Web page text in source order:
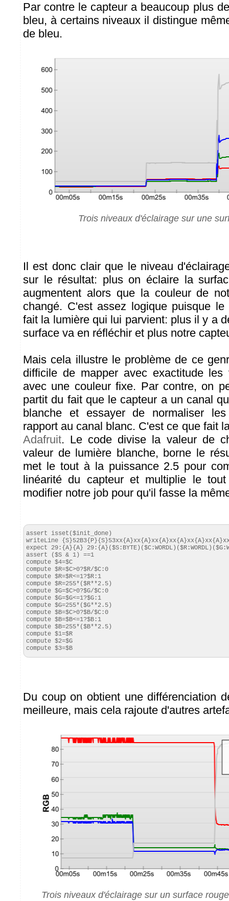
Par contre le capteur a beaucoup plus
bleu, à certains niveaux il distingue
de bleu.
Trois niveaux d'éclairage sur une
Il est donc clair que le niveau
sur le résultat: plus on éclaire la
augmentent alors que la couleur de
changé. C'est assez logique puisque
fait la lumière qui lui parvient: plus il y a
surface va en réfléchir et plus notre
Mais cela illustre le problème de ce
difficile de mapper avec exactitude les
avec une couleur fixe. Par contre, on
partit du fait que le capteur a un canal
blanche et essayer de normaliser
rapport au canal blanc. C'est ce que fait
Adafruit. Le code divise la valeur de
valeur de lumière blanche, borne le
met le tout à la puissance 2.5 pour
linéarité du capteur et multiplie le
modifier notre job pour qu'il fasse la
assert isset($init_done)
writeLine
expect 29:{A}{A}
assert ($S & 1) ==1
compute $4=$C
compute $R=$C>0?$R/$C:0
compute $R=$R<=1?$R:1
compute $R=255*($R**2.5)
compute $G=$C>0?$G/$C:0
compute $G=$G<=1?$G:1
compute $G=255*($G**2.5)
compute $B=$C>0?$B/$C:0
compute $B=$B<=1?$B:1
compute $B=255*($B**2.5)
compute $1=$R
compute $2=$G
compute $3=$B
Du coup on obtient une différenciation
meilleure, mais cela rajoute d'autres
Trois niveaux d'éclairage sur un surface